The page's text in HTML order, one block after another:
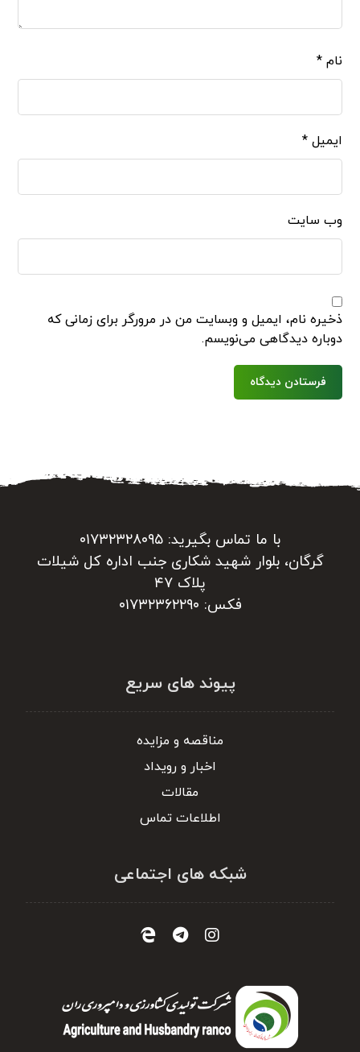
نام*
ایمیل*
وب‌ سایت
ذخیره نام، ایمیل و وبسایت من در مرورگر برای زمانی که
دوباره دیدگاهی می‌نویسم.
فرستادن دیدگاه
با ما تماس بگیرید: ۰۱۷۳۲۳۲۸۰۹۵
گرگان، بلوار شهید شکاری جنب اداره کل شیلات
پلاک ۴۷
فکس: ۰۱۷۳۲۳۶۲۲۹۰
پیوند های سریع
مناقصه و مزایده
اخبار و رویداد
مقالات
اطلاعات تماس
شبکه های اجتماعی